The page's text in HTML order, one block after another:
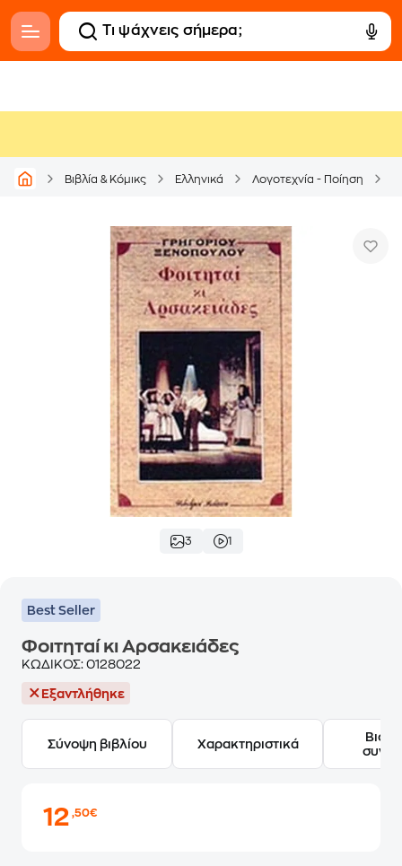
Βιβλία & Κόμικς Ελληνικά Λογοτεχνία - Ποίηση
3 1
Best Seller
Φοιτηταί κι Αρσακειάδες
ΚΩΔΙΚΟΣ: 0128022
Εξαντλήθηκε
Σύνοψη βιβλίου Χαρακτηριστικά
12,50€